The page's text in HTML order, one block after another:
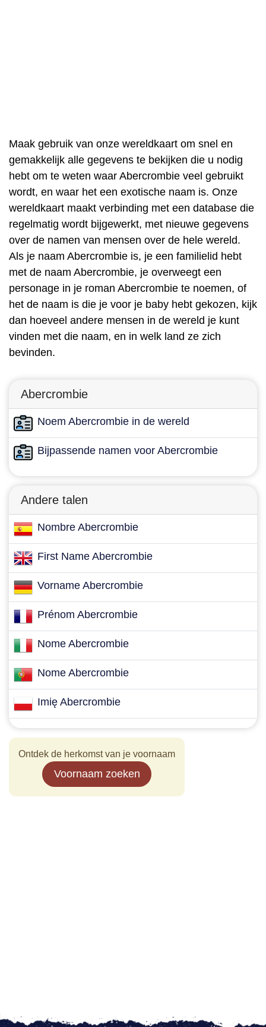
Maak gebruik van onze wereldkaart om snel en
gemakkelijk alle gegevens te bekijken die u nodig
hebt om te weten waar Abercrombie veel gebruikt
wordt, en waar het een exotische naam is. Onze
wereldkaart maakt verbinding met een database die
regelmatig wordt bijgewerkt, met nieuwe gegevens
over de namen van mensen over de hele wereld.
Als je naam Abercrombie is, je een familielid hebt
met de naam Abercrombie, je overweegt een
personage in je roman Abercrombie te noemen, of
het de naam is die je voor je baby hebt gekozen, kijk
dan hoeveel andere mensen in de wereld je kunt
vinden met die naam, en in welk land ze zich
bevinden.
Abercrombie
Noem Abercrombie in de wereld
Bijpassende namen voor Abercrombie
Andere talen
Nombre Abercrombie
First Name Abercrombie
Vorname Abercrombie
Prénom Abercrombie
Nome Abercrombie
Nome Abercrombie
Imię Abercrombie
Ontdek de herkomst van je voornaam
Voornaam zoeken